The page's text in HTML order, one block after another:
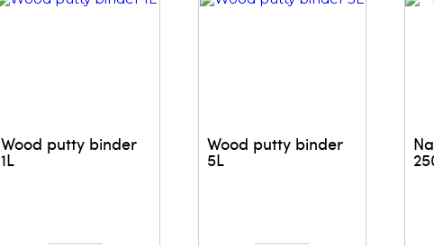
Wood putty binder
1L
Wood putty binder
5L